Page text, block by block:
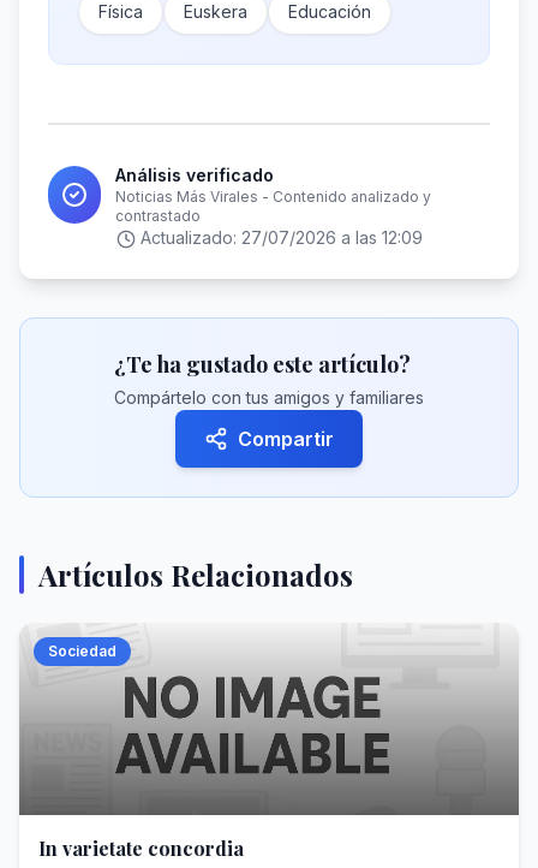
Física Euskera Educación
Análisis verificado
Noticias Más Virales - Contenido analizado y
contrastado
Actualizado: 27/07/2026 a las 12:09
¿Te ha gustado este artículo?
Compártelo con tus amigos y familiares
Compartir
Artículos Relacionados
Sociedad
In varietate concordia